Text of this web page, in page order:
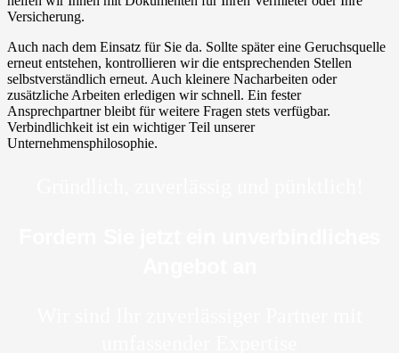
Versicherung.
Auch nach dem Einsatz für Sie da. Sollte später eine Geruchsquelle
erneut entstehen, kontrollieren wir die entsprechenden Stellen
selbstverständlich erneut. Auch kleinere Nacharbeiten oder
zusätzliche Arbeiten erledigen wir schnell. Ein fester
Ansprechpartner bleibt für weitere Fragen stets verfügbar.
Verbindlichkeit ist ein wichtiger Teil unserer
Unternehmensphilosophie.